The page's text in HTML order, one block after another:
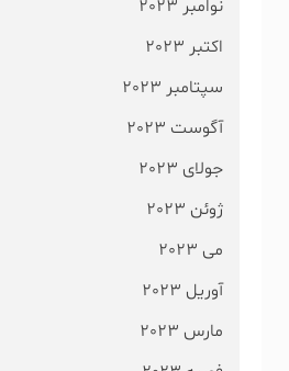
نوامبر 2023
اکتبر 2023
سپتامبر 2023
آگوست 2023
جولای 2023
ژوئن 2023
می 2023
آوریل 2023
مارس 2023